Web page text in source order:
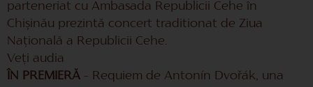
parteneriat cu Ambasada Republicii Cehe în
Chișinău prezintă concert traditionat de Ziua
Națională a Republicii Cehe.
Veți audia
ÎN PREMIERĂ – Requiem de Antonín Dvořák, una